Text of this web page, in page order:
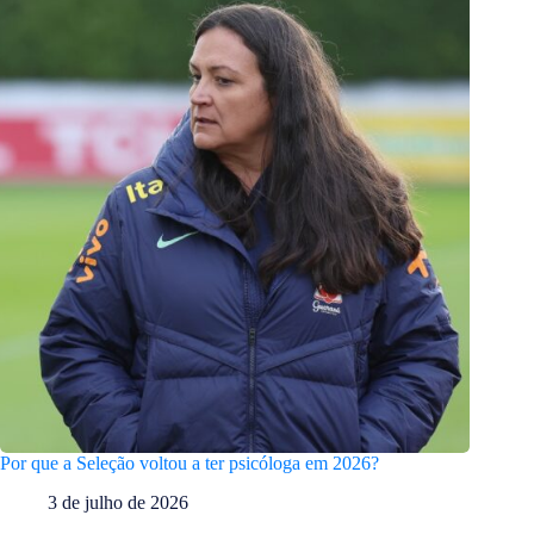
Por que a Seleção voltou a ter psicóloga em 2026?
3 de julho de 2026